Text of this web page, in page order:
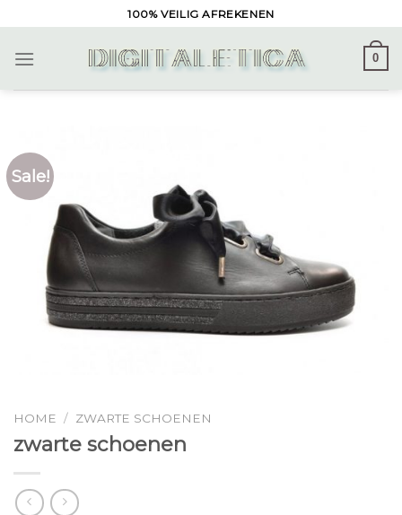
to
content
100% VEILIG AFREKENEN
0
Sale!
HOME / ZWARTE SCHOENEN
zwarte schoenen